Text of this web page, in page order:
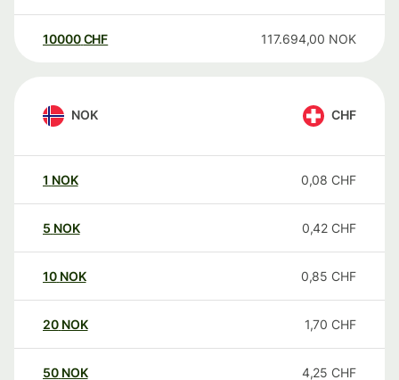
10000 CHF 117.694,00 NOK
NOK CHF
1 NOK 0,08 CHF
5 NOK 0,42 CHF
10 NOK 0,85 CHF
20 NOK 1,70 CHF
50 NOK 4,25 CHF